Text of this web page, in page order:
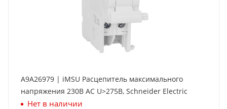
A9A26979 | iMSU Расцепитель максимального
напряжения 230В АС U>275В, Schneider Electric
Нет в наличии